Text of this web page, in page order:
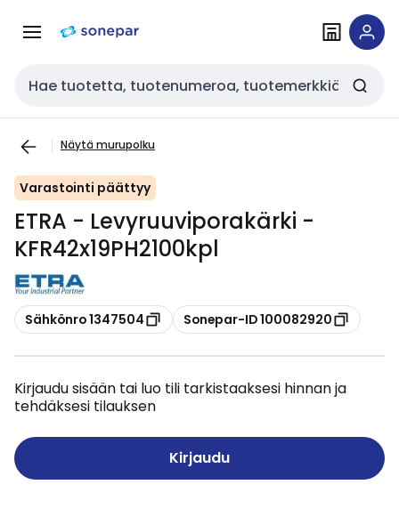
navigointiinsisältöön
Haku
Näytä murupolku
Varastointi päättyy
ETRA - Levyruuviporakärki -
KFR42x19PH2100kpl
Kopioi
Sähkönro 1347504 Kopioi
Sonepar-ID 100082920
Kirjaudu sisään tai luo tili tarkistaaksesi hinnan ja
tehdäksesi tilauksen
Kirjaudu